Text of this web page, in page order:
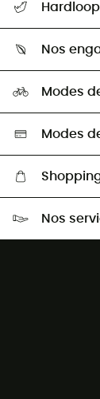
Retour &
Guide des tailles
Seconde Main
Aide & Contact
Hardloop
HardGuides
Nos
Sélection éco-
Modes
Modes
Nos